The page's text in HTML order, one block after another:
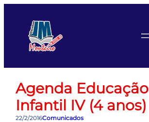
conteúdo
Agenda Educação
Infantil IV (4 anos)
22/2/2016Comunicados